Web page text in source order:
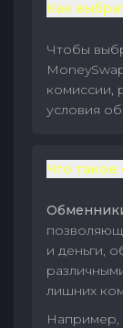
Как
Чтобы
комиссии,
условия
Что
и деньги,
лишних
Например,